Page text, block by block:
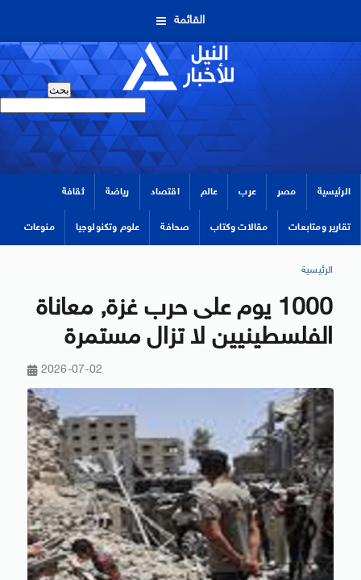
القائمة
الرئيسية مصر عرب عالم اقتصاد رياضة ثقافة
تقارير ومتابعات مقالات وكتاب صحافة علوم وتكنولوجيا منوعات
الرئيسية
1000 يوم على حرب غزة, معاناة
الفلسطينيين لا تزال مستمرة
2026-07-02